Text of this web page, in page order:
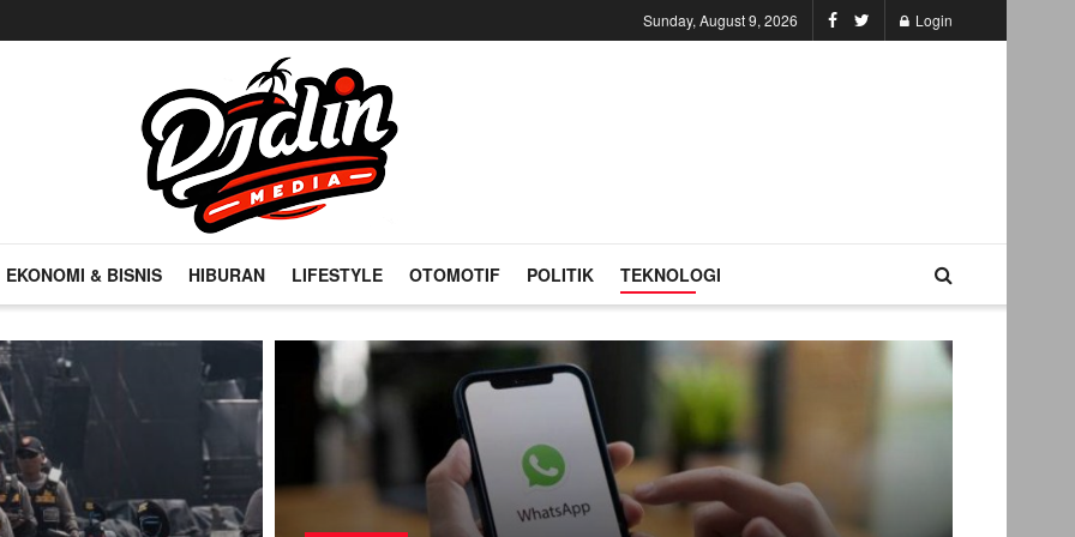
Sunday, August 9, 2026 Login
EKONOMI & BISNIS HIBURAN LIFESTYLE OTOMOTIF POLITIK TEKNOLOGI